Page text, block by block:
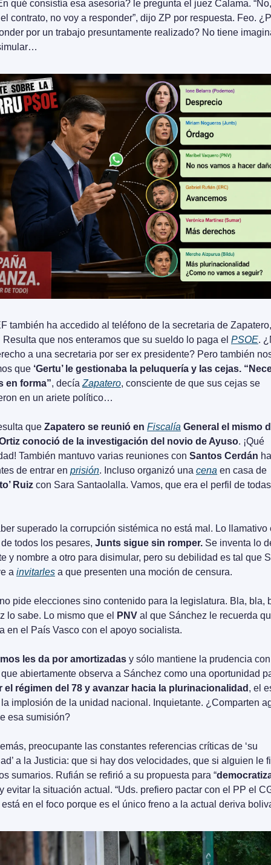
qué consistía esa asesoría? le pregunta el juez Calama.
contrato, no voy a responder”, dijo ZP por respuesta. Feo.
por un trabajo presuntamente realizado? No tiene
también ha accedido al teléfono de la secretaria de Zapatero,
Resulta que nos enteramos que su sueldo lo paga el PSOE.
a una secretaria por ser ex presidente? Pero también
que ‘Gertu’ le gestionaba la peluquería y las cejas.
en forma”, decía Zapatero, consciente de que sus cejas se
en un ariete político…
que Zapatero se reunió en Fiscalía General el mismo
conoció de la investigación del novio de Ayuso. ¡Qué
También mantuvo varias reuniones con Santos Cerdán
de entrar en prisión. Incluso organizó una cena
Ruiz con Sara Santaolalla. Vamos, que era el perfil de
superado la corrupción sistémica no está mal. Lo llamativo
todos los pesares, Junts sigue sin romper. Se inventa lo
y nombre a otro para disimular, pero su debilidad es tal que
a invitarles a que presenten una moción de censura.
pide elecciones sino contenido para la legislatura. Bla, bla,
lo sabe. Lo mismo que el
PNV al que Sánchez le recuerda
en el País Vasco con el apoyo socialista.
les da por amortizadas y sólo mantiene la prudencia
el régimen del 78 y avanzar hacia la plurinacionalidad , el
implosión de la unidad nacional. Inquietante. ¿Comparten
esa sumisión?
preocupante las constantes referencias críticas de ‘su
a la Justicia: que si hay dos velocidades, que si alguien le
sumarios. Rufián se refirió a su propuesta para “
evitar la situación actual. “Uds. prefiero pactar con el PP el
en el foco porque es el único freno a la actual deriva